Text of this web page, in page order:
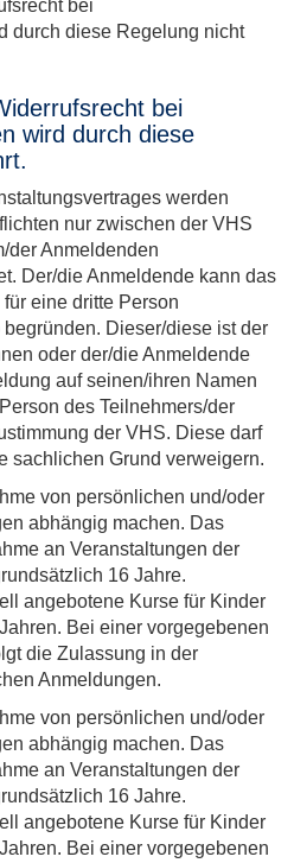
bei
durch diese Regelung nicht
bei
wird durch diese
werden
nur zwischen der VHS
der Anmeldenden
Der/die Anmeldende kann das
eine dritte Person
Dieser/diese ist der
oder der/die Anmeldende
auf seinen/ihren Namen
des Teilnehmers/der
der VHS. Diese darf
sachlichen Grund verweigern.
von persönlichen und/oder
abhängig machen. Das
an Veranstaltungen der
16 Jahre.
angebotene Kurse für Kinder
Bei einer vorgegebenen
die Zulassung in der
Anmeldungen.
von persönlichen und/oder
abhängig machen. Das
an Veranstaltungen der
16 Jahre.
angebotene Kurse für Kinder
Bei einer vorgegebenen